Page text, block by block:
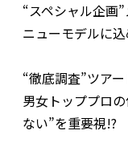
“スペシャル企画
ニューモデルに
“徹底調査”ツア
男女トッププロ
ない”を重要視!?